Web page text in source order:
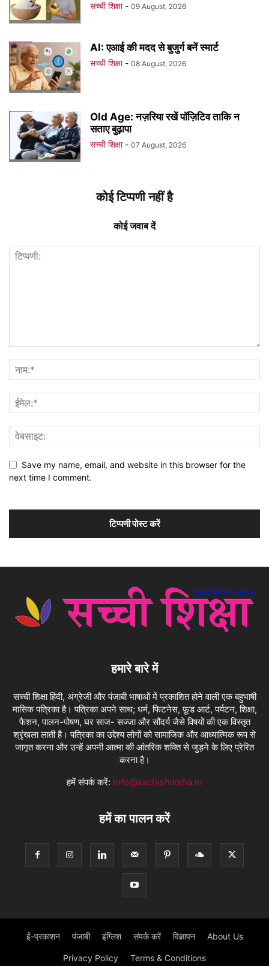
सच्ची शिक्षा - 09 August, 2026
AI: एआई की मदद से बुजुर्ग बनें स्मार्ट
सच्ची शिक्षा - 08 August, 2026
Old Age: नज़रिया रखें पॉज़िटिव ताकि न
सताए बुढ़ापा
सच्ची शिक्षा - 07 August, 2026
कोई टिप्पणी नहीं है
कोई जवाब दें
Save my name, email, and website in this browser for the
next time I comment.
हमारे बारे में
सच्ची शिक्षा हिंदी, अंग्रेजी और पंजाबी भाषाओं में प्रकाशित होने वाली एक बहुभाषी
मासिक पत्रिका है। पत्रिका अपने साथ; धर्म, फिटनेस, फ़ूड आर्ट, पर्यटन, शिक्षा,
फैशन, पालन-पोषण, घर साज- सज्जा और सौंदर्य जैसे विषयों की एक विस्तृत
श्रृंखला लाती है। पत्रिका का उद्देश्य लोगों को सामाजिक और आध्यात्मिक रूप से
जागृत करना और उन्हें अपनी आत्मा की आंतरिक शक्ति से जुड़ने के लिए प्रेरित
करना है।
हमें संपर्क करें: info@sachishiksha.in
हमें का पालन करें
ई-प्रकाशन पंजाबी इंग्लिश संपर्क करें विज्ञापन About Us
Privacy Policy Terms & Conditions